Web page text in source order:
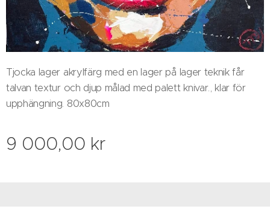
Tjocka lager akrylfärg med en lager på lager teknik får
talvan textur och djup målad med palett knivar., klar för
upphängning. 80x80cm
9 000,00 kr